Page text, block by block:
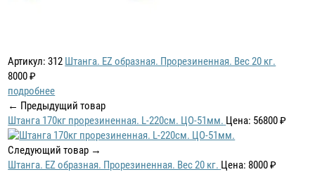
Артикул: 312 Штанга. EZ образная. Прорезиненная. Вес 20 кг.
8000 ₽
подробнее
← Предыдущий товар
Штанга 170кг прорезиненная. L-220см. ЦО-51мм. Цена: 56800 ₽
Следующий товар →
Штанга. EZ образная. Прорезиненная. Вес 20 кг. Цена: 8000 ₽